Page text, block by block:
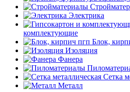
Электрика
комплектующие
Блок,
Изоляция
Фанера
Сетка
Металл